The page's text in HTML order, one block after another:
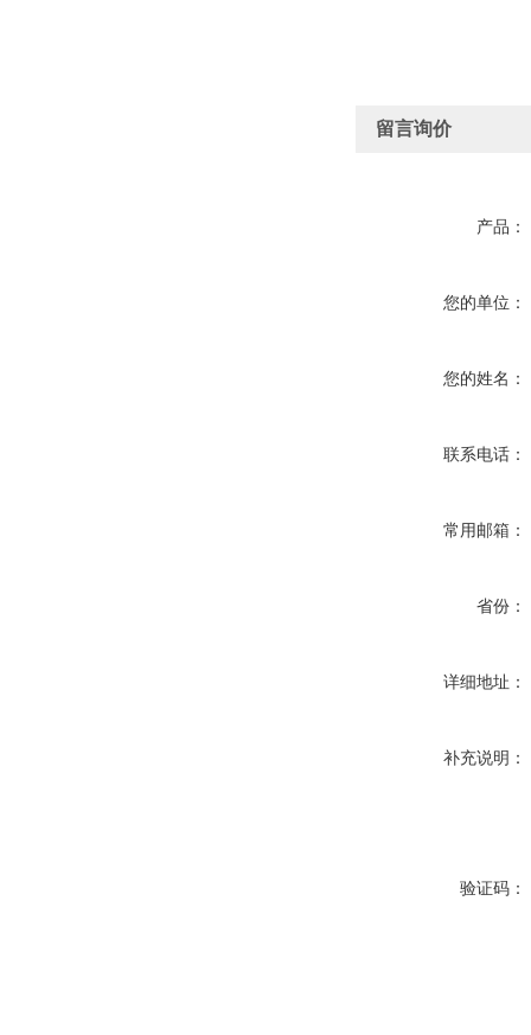
留言询价
产品：
您的单位：
您的姓名：
联系电话：
常用邮箱：
省份：
详细地址：
补充说明：
验证码：